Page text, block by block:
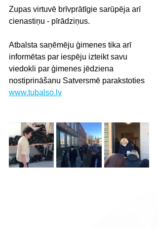
Zupas virtuvē brīvprātīgie sarūpēja arī
cienastiņu - pīrādziņus.
Atbalsta saņēmēju ģimenes tika arī
informētas par iespēju izteikt savu
viedokli par ģimenes jēdziena
nostiprināšanu Satversmē parakstoties
www.tubalso.lv